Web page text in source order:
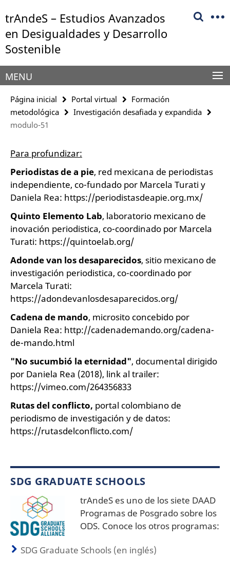
direkt
zu
Inhalt
trAndeS – Estudios Avanzados
en Desigualdades y Desarrollo
Sostenible
Herramientas
de
navegación
MENU
Página inicial Portal virtual
Formación
metodológica
Investigación desafiada y expandida
modulo-51
Para profundizar:
Periodistas de a pie, red mexicana de periodistas
independiente, co-fundado por Marcela Turati y
Daniela Rea: https://periodistasdeapie.org.mx/
Quinto Elemento Lab, laboratorio mexicano de
inovación periodistica, co-coordinado por Marcela
Turati: https://quintoelab.org/
Adonde van los desaparecidos, sitio mexicano de
investigación periodistica, co-coordinado por
Marcela Turati:
https://adondevanlosdesaparecidos.org/
Cadena de mando, microsito concebido por
Daniela Rea: http://cadenademando.org/cadena-
de-mando.html
"No sucumbió la eternidad", documental dirigido
por Daniela Rea (2018), link al trailer:
https://vimeo.com/264356833
Rutas del conflicto, portal colombiano de
periodismo de investigación y de datos:
https://rutasdelconflicto.com/
SDG GRADUATE SCHOOLS
trAndeS es uno de los siete DAAD
Programas de Posgrado sobre los
ODS. Conoce los otros programas:
SDG Graduate Schools (en inglés)